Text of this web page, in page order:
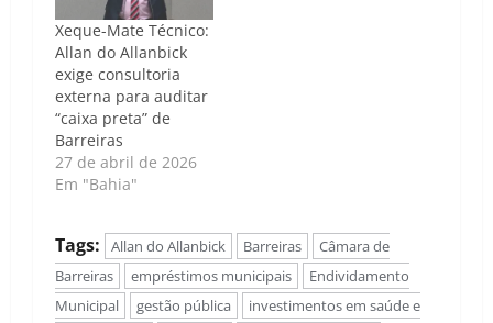
Xeque-Mate Técnico:
Allan do Allanbick
exige consultoria
externa para auditar
“caixa preta” de
Barreiras
27 de abril de 2026
Em "Bahia"
Tags: Allan do Allanbick Barreiras
Câmara de
Barreiras
empréstimos municipais
Endividamento
Municipal
gestão pública
investimentos em saúde e